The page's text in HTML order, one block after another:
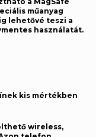
műanyag
lehetővé teszi a
használatát.
kis mértékben
wireless,